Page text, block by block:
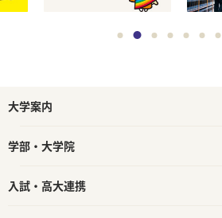
大学案内
学部・大学院
入試・高大連携